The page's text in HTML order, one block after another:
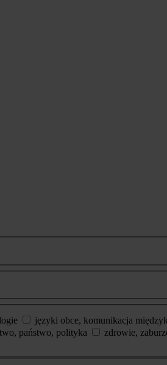
języki obce, komunikacja
państwo, polityka
zdrowie,